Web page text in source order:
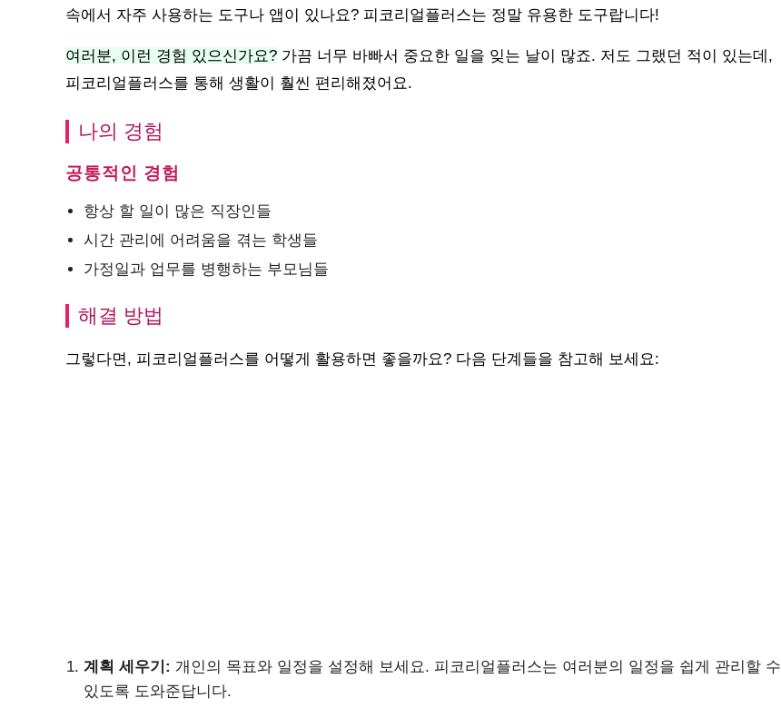
속에서 자주 사용하는 도구나 앱이 있나요? 피코리얼플러스는 정말 유용한 도구랍니다!
여러분, 이런 경험 있으신가요? 가끔 너무 바빠서 중요한 일을 잊는 날이 많죠. 저도 그랬던 적이 있는데,
피코리얼플러스를 통해 생활이 훨씬 편리해졌어요.
나의 경험
공통적인 경험
항상 할 일이 많은 직장인들
시간 관리에 어려움을 겪는 학생들
가정일과 업무를 병행하는 부모님들
해결 방법
그렇다면, 피코리얼플러스를 어떻게 활용하면 좋을까요? 다음 단계들을 참고해 보세요:
계획 세우기: 개인의 목표와 일정을 설정해 보세요. 피코리얼플러스는 여러분의 일정을 쉽게 관리할 수
있도록 도와준답니다.